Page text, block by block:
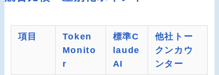
項目
Token
Monito
r
標準C
laude
AI
他社トー
クンカウ
ンター